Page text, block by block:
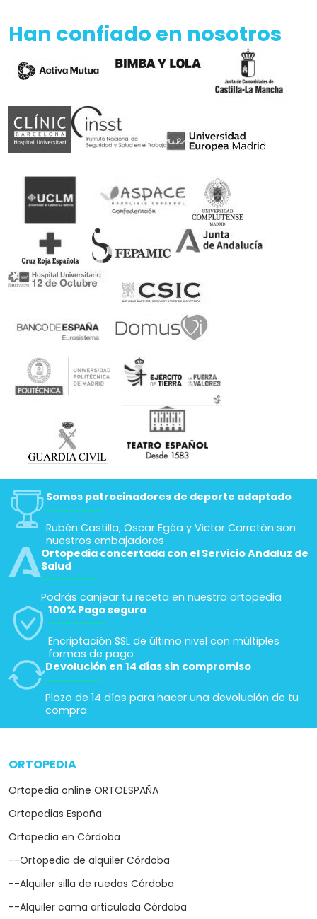
Han confiado en nosotros
Somos patrocinadores de deporte adaptado
Rubén Castilla, Oscar Egéa y Victor Carretón son
nuestros embajadores
Ortopedia concertada con el Servicio Andaluz de
Salud
Podrás canjear tu receta en nuestra ortopedia
100% Pago seguro
Encriptación SSL de último nivel con múltiples
formas de pago
Devolución en 14 días sin compromiso
Plazo de 14 días para hacer una devolución de tu
compra
ORTOPEDIA
Ortopedia online ORTOESPAÑA
Ortopedias España
Ortopedia en Córdoba
--Ortopedia de alquiler Córdoba
--Alquiler silla de ruedas Córdoba
--Alquiler cama articulada Córdoba